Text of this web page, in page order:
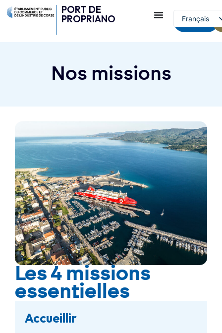
PORT DE
PROPRIANO
Français
English (UK)
contact
Nos missions
Les 4 missions
essentielles
Accueillir